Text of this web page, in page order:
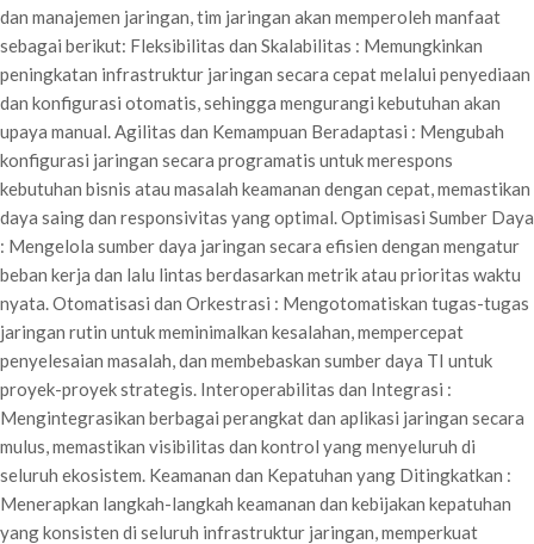
dan manajemen jaringan, tim jaringan akan memperoleh manfaat
sebagai berikut: Fleksibilitas dan Skalabilitas : Memungkinkan
peningkatan infrastruktur jaringan secara cepat melalui penyediaan
dan konfigurasi otomatis, sehingga mengurangi kebutuhan akan
upaya manual. Agilitas dan Kemampuan Beradaptasi : Mengubah
konfigurasi jaringan secara programatis untuk merespons
kebutuhan bisnis atau masalah keamanan dengan cepat, memastikan
daya saing dan responsivitas yang optimal. Optimisasi Sumber Daya
: Mengelola sumber daya jaringan secara efisien dengan mengatur
beban kerja dan lalu lintas berdasarkan metrik atau prioritas waktu
nyata. Otomatisasi dan Orkestrasi : Mengotomatiskan tugas-tugas
jaringan rutin untuk meminimalkan kesalahan, mempercepat
penyelesaian masalah, dan membebaskan sumber daya TI untuk
proyek-proyek strategis. Interoperabilitas dan Integrasi :
Mengintegrasikan berbagai perangkat dan aplikasi jaringan secara
mulus, memastikan visibilitas dan kontrol yang menyeluruh di
seluruh ekosistem. Keamanan dan Kepatuhan yang Ditingkatkan :
Menerapkan langkah-langkah keamanan dan kebijakan kepatuhan
yang konsisten di seluruh infrastruktur jaringan, memperkuat